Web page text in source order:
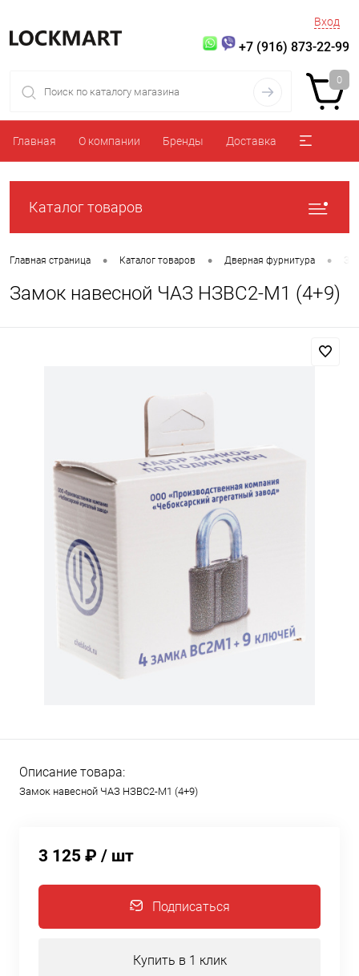
Вход
+7 (916) 873-22-99
0
Главная О компании Бренды Доставка
Каталог товаров
Главная страница • Каталог товаров • Дверная фурнитура •
Замок навесной ЧАЗ НЗВС2-М1 (4+9)
Описание товара:
Замок навесной ЧАЗ НЗВС2-М1 (4+9)
3 125 ₽ / шт
Подписаться
Купить в 1 клик